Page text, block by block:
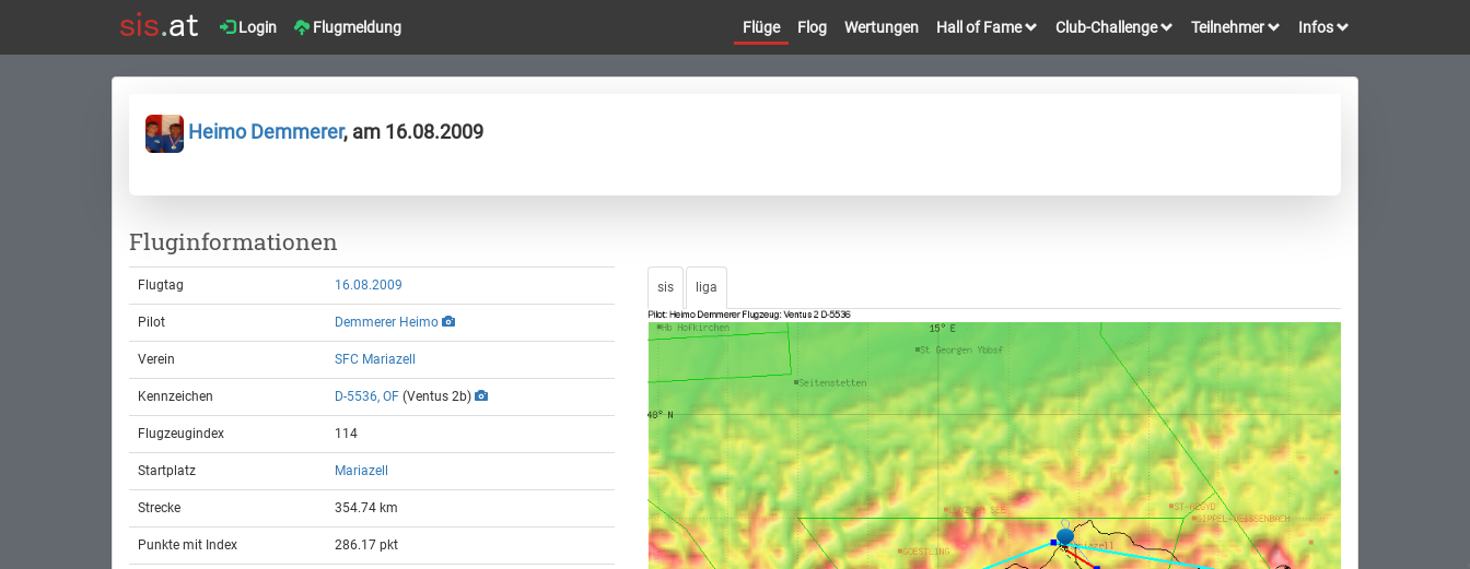
Login Flugmeldung Flüge Flog Wertungen Hall of Fame Club-Challenge Teilnehmer Infos
Heimo Demmerer, am 16.08.2009
Fluginformationen
Flugtag 16.08.2009
Pilot Demmerer Heimo
Verein SFC Mariazell
Kennzeichen D-5536, OF (Ventus 2b)
Flugzeugindex 114
Startplatz Mariazell
Strecke 354.74 km
Punkte mit Index 286.17 pkt
sis liga